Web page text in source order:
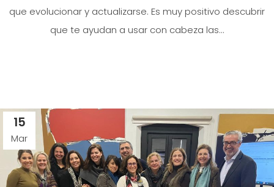
que evolucionar y actualizarse. Es muy positivo descubrir
que te ayudan a usar con cabeza las...
15
Mar